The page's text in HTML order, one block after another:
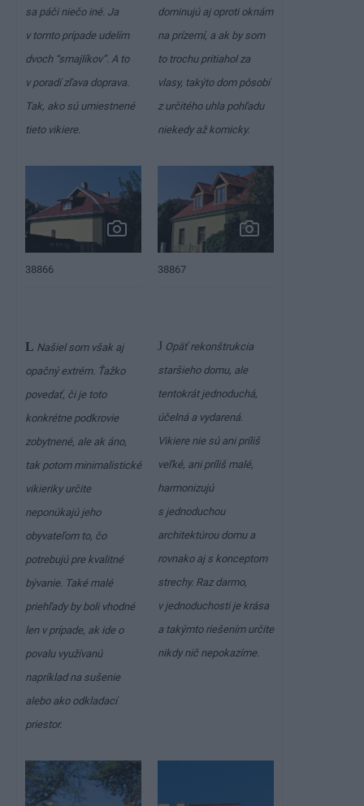
sa páči niečo iné. Ja
v tomto prípade udelím
dvoch “smajlíkov”. A to
v poradí zľava doprava.
Tak, ako sú umiestnené
tieto vikiere.
dominujú aj oproti oknám
na prízemí, a ak by som
to trochu pritiahol za
vlasy, takýto dom pôsobí
z určitého uhla pohľadu
niekedy až komicky.
38866 38867
L Našiel som však aj
opačný extrém. Ťažko
povedať, či je toto
konkrétne podkrovie
zobytnené, ale ak áno,
tak potom minimalistické
vikieriky určite
neponúkajú jeho
obyvateľom to, čo
potrebujú pre kvalitné
bývanie. Také malé
priehľady by boli vhodné
len v prípade, ak ide o
povalu využívanú
napríklad na sušenie
alebo ako odkladací
priestor.
J Opäť rekonštrukcia
staršieho domu, ale
tentokrát jednoduchá,
účelná a vydarená.
Vikiere nie sú ani príliš
veľké, ani príliš malé,
harmonizujú
s jednoduchou
architektúrou domu a
rovnako aj s konceptom
strechy. Raz darmo,
v jednoduchosti je krása
a takýmto riešením určite
nikdy nič nepokazíme.